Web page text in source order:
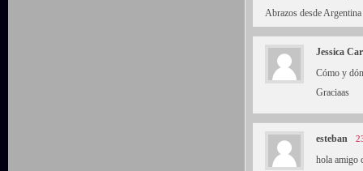
Abrazos desde Argentina
Jessica
Cómo y
Graciaas
esteban
hola amigo